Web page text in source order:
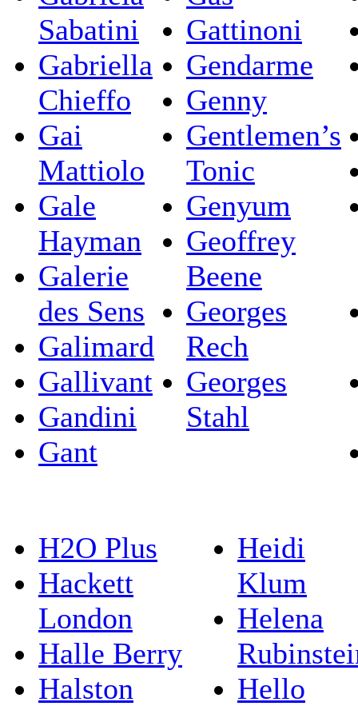
Sabatini
Gabriella
Chieffo
Gai
Mattiolo
Gale
Hayman
Galerie
des Sens
Galimard
Gallivant
Gandini
Gant
Gattinoni
Gendarme
Genny
Gentlemen’s
Tonic
Genyum
Geoffrey
Beene
Georges
Rech
Georges
Stahl
H2O Plus
Hackett
London
Halle Berry
Halston
Heidi
Klum
Helena
Hello